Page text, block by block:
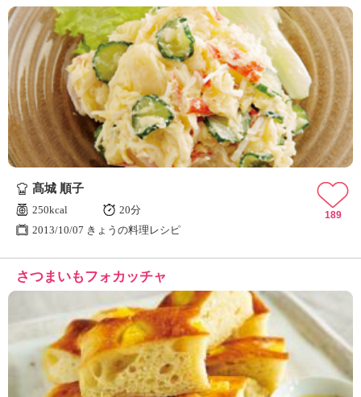
髙城 順子
250kcal
20分
2013/10/07 きょうの料理レシピ
189
さつまいもフォカッチャ